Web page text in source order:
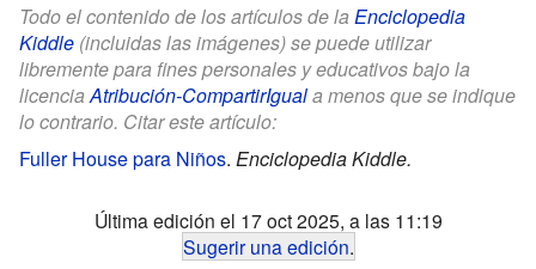
Todo el contenido de los artículos de la Enciclopedia
Kiddle (incluidas las imágenes) se puede utilizar
libremente para fines personales y educativos bajo la
licenciaAtribución-CompartirIguala menos que se indique
lo contrario. Citar este artículo:
Fuller House para Niños. Enciclopedia Kiddle.
Última edición el 17 oct 2025, a las 11:19
Sugerir una edición.